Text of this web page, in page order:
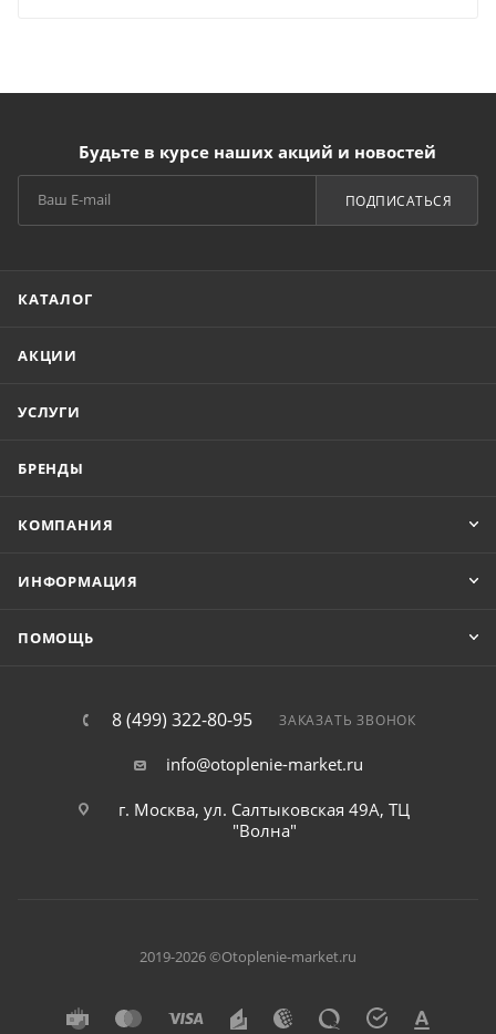
Будьте в курсе наших акций и новостей
ПОДПИСАТЬСЯ
КАТАЛОГ
АКЦИИ
УСЛУГИ
БРЕНДЫ
КОМПАНИЯ
ИНФОРМАЦИЯ
ПОМОЩЬ
8 (499) 322-80-95 ЗАКАЗАТЬ ЗВОНОК
info@otoplenie-market.ru
г. Москва, ул. Салтыковская 49А, ТЦ
"Волна"
2019-2026 ©Otoplenie-market.ru